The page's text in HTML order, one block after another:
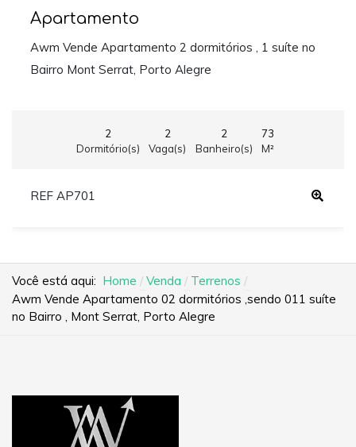
Apartamento
Awm Vende Apartamento 2 dormitórios , 1 suíte no
Bairro Mont Serrat, Porto Alegre
2
Dormitório(s)
2
Vaga(s)
2
Banheiro(s)
73
M²
REF AP701
Você está aqui: Home Venda
Terrenos
Awm Vende Apartamento 02 dormitórios ,sendo 011 suíte
no Bairro , Mont Serrat, Porto Alegre